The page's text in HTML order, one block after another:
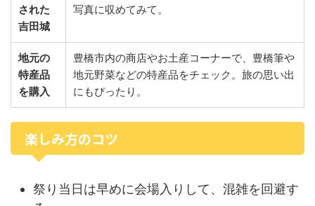
された
吉田城
写真に収めてみて。
地元の
特産品
を購入
豊橋市内の商店やお土産コーナーで、豊橋筆や
地元野菜などの特産品をチェック。旅の思い出
にもぴったり。
楽しみ方のコツ
祭り当日は早めに会場入りして、混雑を回避す